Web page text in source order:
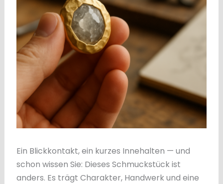
Ein Blickkontakt, ein kurzes Innehalten — und
schon wissen Sie: Dieses Schmuckstück ist
anders. Es trägt Charakter, Handwerk und eine